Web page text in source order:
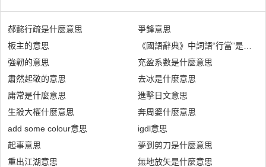
郝懿行疏是什麼意思
板主的意思
強韌的意思
肅然起敬的意思
庸常是什麼意思
生殺大權什麼意思
add some colour意思
起事意思
重出江湖意思
爭鋒意思
《國語辭典》中詞語“行當”是什麼
充盈系數是什麼意思
去冰是什麼意思
進擊日文意思
奔周婆什麼意思
igdl意思
夢到剪刀是什麼意思
無地放矢是什麼意思